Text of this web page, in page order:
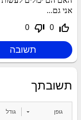
אני גם...
thumb_up_off_alt
0
thumb_down_off_alt
0
תשובתך
גופן גודל